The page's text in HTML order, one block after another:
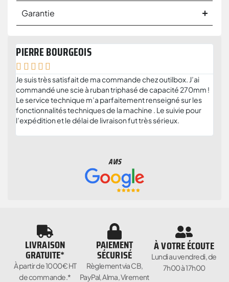
Garantie
PIERRE BOURGEOIS
    
Je suis très satisfait de ma commande chez outilbox. J’ai
commandé une scie à ruban triphasé de capacité 270mm !
Le service technique m’a parfaitement renseigné sur les
fonctionnalités techniques de la machine . Le suivie pour
l’expédition et le délai de livraison fut très sérieux.
AVIS
LIVRAISON
GRATUITE*
À partir de 1000€ HT
de commande.*
PAIEMENT
SÉCURISÉ
Règlement via CB,
PayPal, Alma, Virement
À VOTRE ÉCOUTE
Lundi au vendredi, de
7h00 à 17h00